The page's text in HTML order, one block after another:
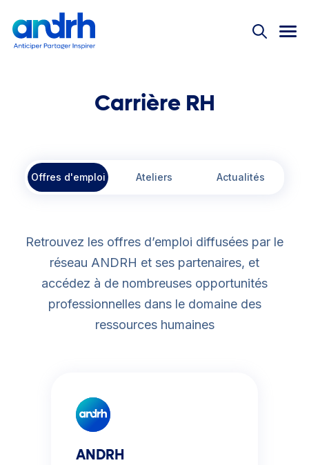
Nos offres
Événements
Offre découverte
Grand Prix ANDRH
Replay
#JeunesProsRH
Carrière RH
Offres d'emploi Ateliers Actualités
Retrouvez les offres d’emploi diffusées par le
réseau ANDRH et ses partenaires, et
accédez à de nombreuses opportunités
professionnelles dans le domaine des
ressources humaines
ANDRH
Rejoignez-nous dès
Accès aux événements
Infos accessibles 24/7
Accès à tous les outils
Co-construire les RH de demain
199€
Bienvenue !
Pas encore adhérent ?
Connexion